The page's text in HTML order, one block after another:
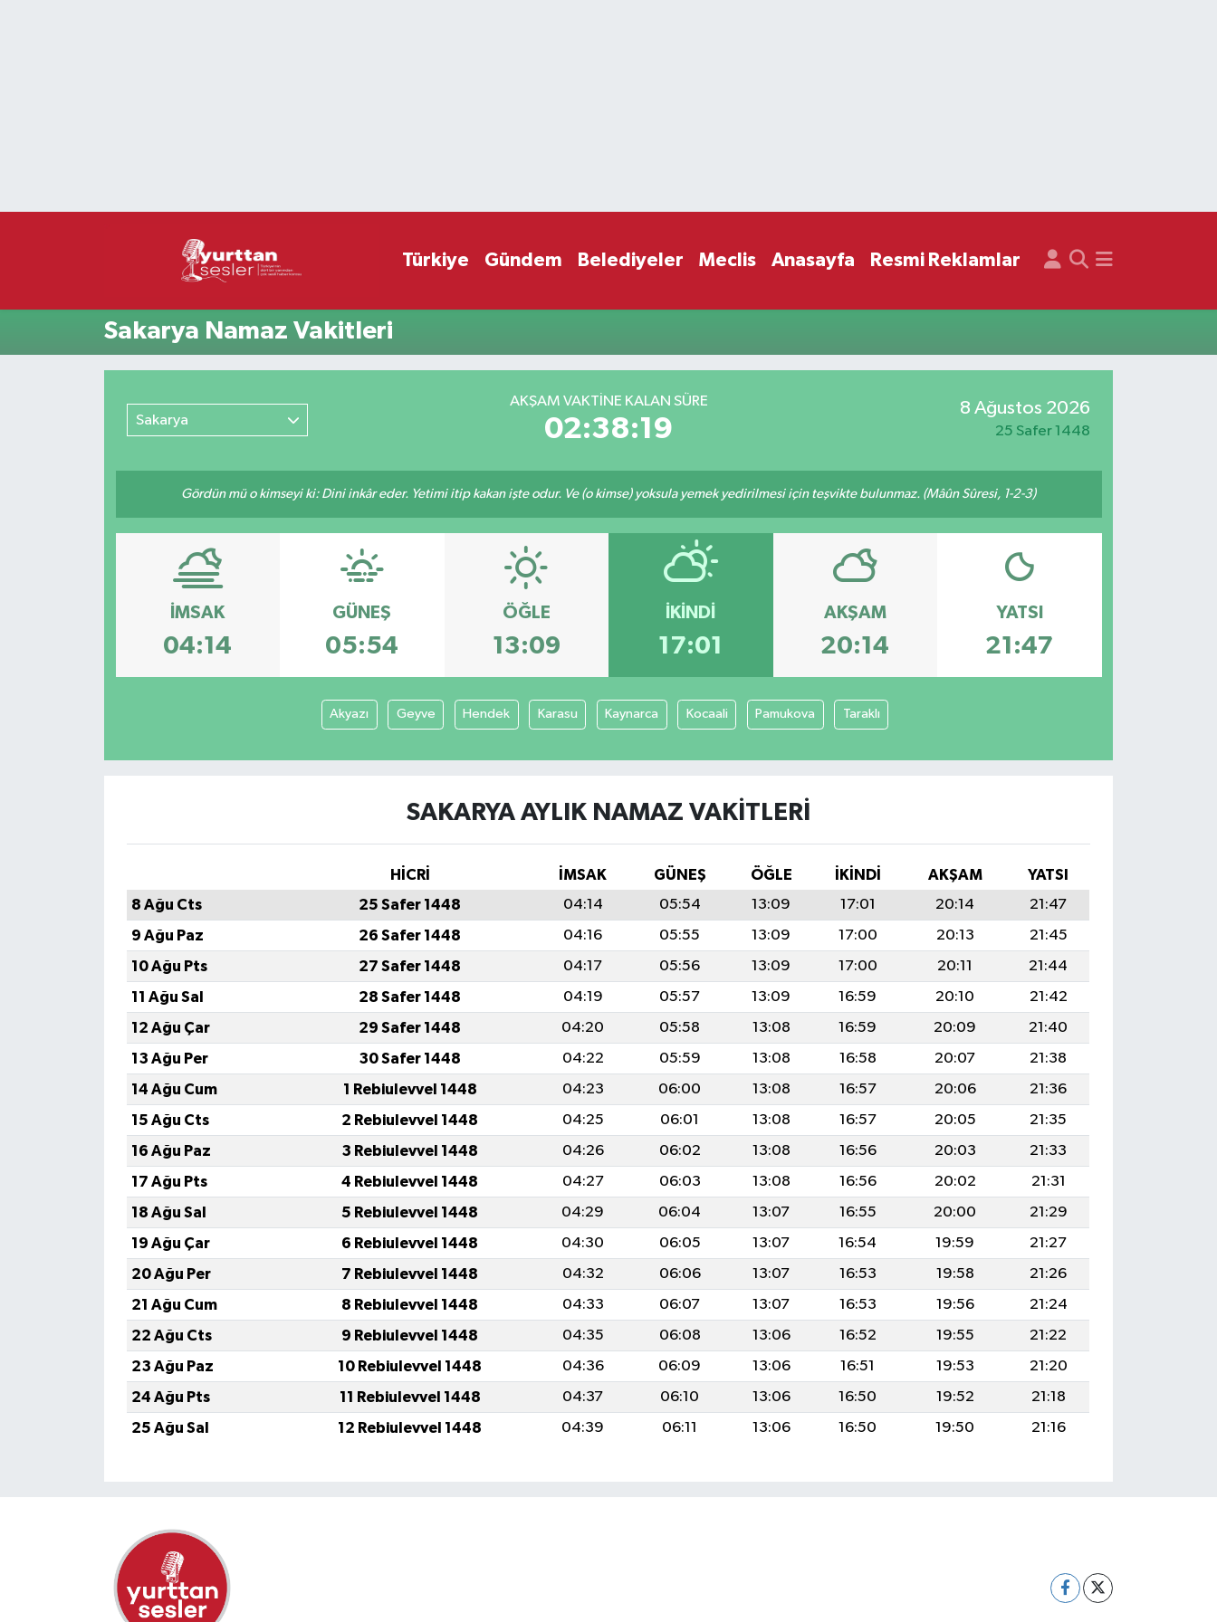
Türkiye Gündem Belediyeler Meclis Anasayfa Resmi Reklamlar
Sakarya Namaz Vakitleri
Sakarya
AKŞAM VAKTİNE KALAN SÜRE
02:38:19
8 Ağustos 2026
25 Safer 1448
Gördün mü o kimseyi ki: Dini inkâr eder. Yetimi itip kakan işte odur. Ve (o kimse) yoksula yemek yedirilmesi için teşvikte bulunmaz. (Mâûn Sûresi, 1-2-3)
İMSAK
04:14
GÜNEŞ
05:54
ÖĞLE
13:09
İKINDI
17:01
AKŞAM
20:14
YATSI
21:47
Akyazı Geyve Hendek Karasu Kaynarca Kocaali Pamukova Taraklı
SAKARYA AYLIK NAMAZ VAKITLERI
HİCRİ İMSAK GÜNEŞ ÖĞLE İKINDI AKŞAM
YATSI
8 Ağu Cts
25 Safer 1448 04:14 05:54 13:09 17:01 20:14
21:47
9 Ağu Paz
26 Safer 1448 04:16 05:55 13:09 17:00 20:13
21:45
10 Ağu Pts
27 Safer 1448 04:17 05:56 13:09 17:00 20:11
21:44
11 Ağu Sal
28 Safer 1448 04:19 05:57 13:09 16:59 20:10
21:42
12 Ağu Çar
29 Safer 1448 04:20 05:58 13:08 16:59 20:09
21:40
13 Ağu Per
30 Safer 1448 04:22 05:59 13:08 16:58 20:07
21:38
14 Ağu Cum
1 Rebiulevvel 1448 04:23 06:00 13:08 16:57 20:06
21:36
15 Ağu Cts
2 Rebiulevvel 1448 04:25 06:01 13:08 16:57 20:05
21:35
16 Ağu Paz
3 Rebiulevvel 1448 04:26 06:02 13:08 16:56 20:03
21:33
17 Ağu Pts
4 Rebiulevvel 1448 04:27 06:03 13:08 16:56 20:02
21:31
18 Ağu Sal
5 Rebiulevvel 1448 04:29 06:04 13:07 16:55 20:00
21:29
19 Ağu Çar
6 Rebiulevvel 1448 04:30 06:05 13:07 16:54 19:59
21:27
20 Ağu Per
7 Rebiulevvel 1448 04:32 06:06 13:07 16:53 19:58
21:26
21 Ağu Cum
8 Rebiulevvel 1448 04:33 06:07 13:07 16:53 19:56
21:24
22 Ağu Cts
9 Rebiulevvel 1448 04:35 06:08 13:06 16:52 19:55
21:22
23 Ağu Paz
10 Rebiulevvel 1448 04:36 06:09 13:06 16:51 19:53
21:20
24 Ağu Pts
11 Rebiulevvel 1448 04:37 06:10 13:06 16:50 19:52
21:18
25 Ağu Sal
12 Rebiulevvel 1448 04:39 06:11 13:06 16:50 19:50 21:16
Süper Lig Puan Durumu ve Fikstür
Son Dakika Haberleri